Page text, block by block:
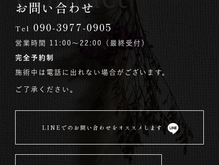
お問い合わせ
Tel 090-3977-0905
営業時間 11:00〜22:00（最終受付）
完全予約制
施術中は電話に出れない場合がございます。
ご了承ください。
LINEでのお問い合わせをオススメします